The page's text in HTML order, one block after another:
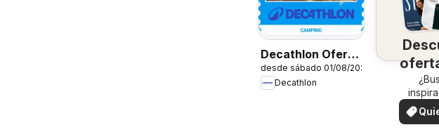
Decathlon Oferta
estacional
desde sábado 01/08/2026
Decathlon
su
¡Vea
en su
ver